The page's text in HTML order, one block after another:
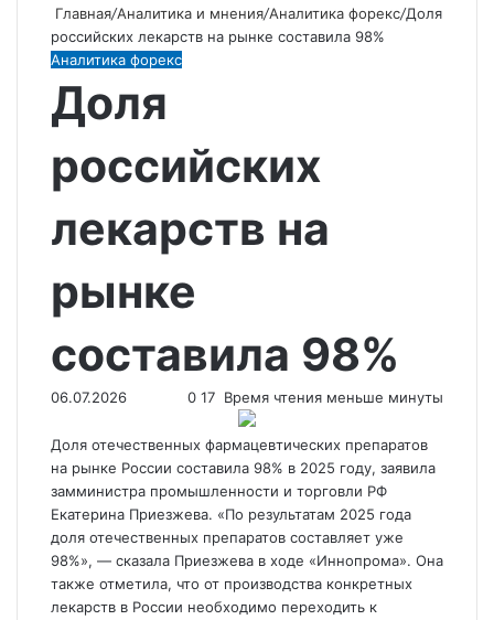
Главная/Аналитика и мнения/Аналитика форекс/Доля
российских лекарств на рынке составила 98%
Аналитика форекс
Доля
российских
лекарств на
рынке
составила 98%
06.07.2026 0 17 Время чтения меньше минуты
Доля отечественных фармацевтических препаратов
на рынке России составила 98% в 2025 году, заявила
замминистра промышленности и торговли РФ
Екатерина Приезжева. «По результатам 2025 года
доля отечественных препаратов составляет уже
98%», — сказала Приезжева в ходе «Иннопрома». Она
также отметила, что от производства конкретных
лекарств в России необходимо переходить к